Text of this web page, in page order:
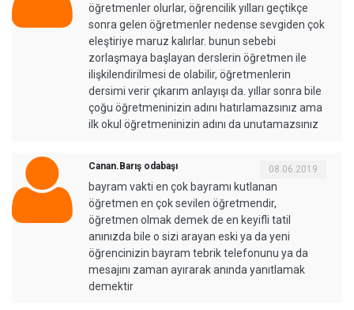
öğretmenler olurlar, öğrencilik yılları geçtikçe
sonra gelen öğretmenler nedense sevgiden çok
eleştiriye maruz kalırlar. bunun sebebi
zorlaşmaya başlayan derslerin öğretmen ile
ilişkilendirilmesi de olabilir, öğretmenlerin
dersimi verir çıkarım anlayışı da. yıllar sonra bile
çoğu öğretmeninizin adını hatırlamazsınız ama
ilk okul öğretmeninizin adını da unutamazsınız
Canan.Barış odabaşı 08.06.2019
bayram vakti en çok bayramı kutlanan
öğretmen en çok sevilen öğretmendir,
öğretmen olmak demek de en keyifli tatil
anınızda bile o sizi arayan eski ya da yeni
öğrencinizin bayram tebrik telefonunu ya da
mesajını zaman ayırarak anında yanıtlamak
demektir